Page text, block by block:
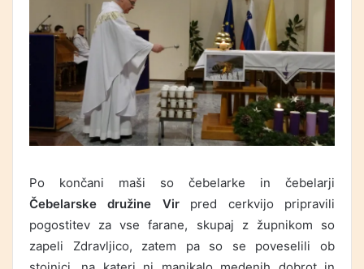
Po končani maši so čebelarke in čebelarji
Čebelarske družine Virpred cerkvijo pripravili
pogostitev za vse farane, skupaj z župnikom so
zapeli Zdravljico, zatem pa so se poveselili ob